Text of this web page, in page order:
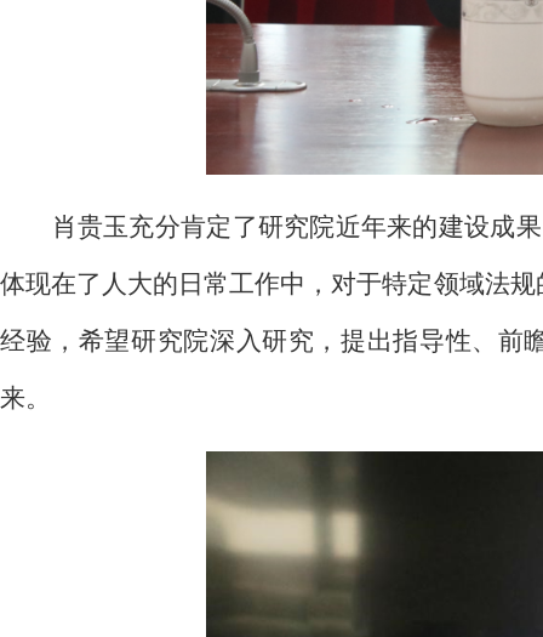
肖贵玉充分肯定了研究院近年来的建设成
体现在了人大的日常工作中，对于特定领域法
经验，希望研究院深入研究，提出指导性、前
来。